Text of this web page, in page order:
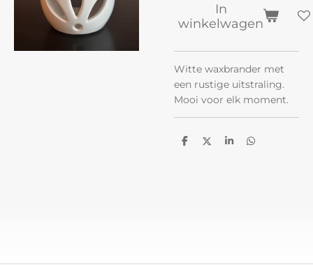
In
winkelwagen
Witte waxbrander met
een rustige uitstraling.
Mooi voor elk moment.
D
D
S
D